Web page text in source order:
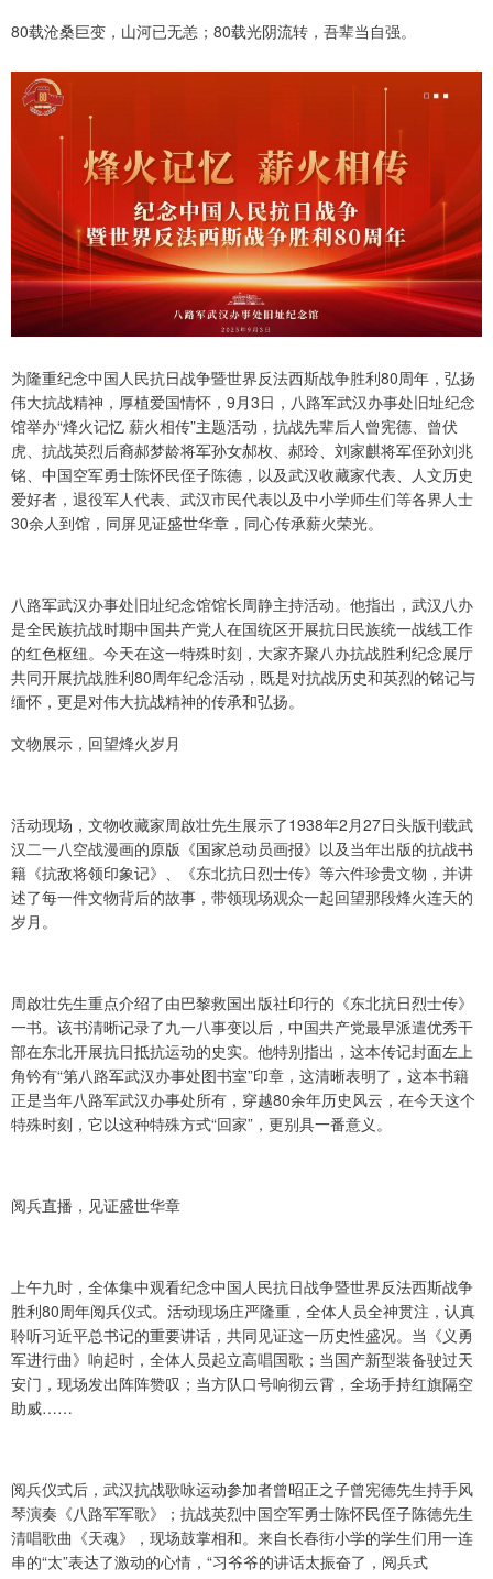
80载沧桑巨变，山河已无恙；80载光阴流转，吾辈当自强。
为隆重纪念中国人民抗日战争暨世界反法西斯战争胜利80周年，弘扬
伟大抗战精神，厚植爱国情怀，9月3日，八路军武汉办事处旧址纪念
馆举办“烽火记忆 薪火相传”主题活动，抗战先辈后人曾宪德、曾伏
虎、抗战英烈后裔郝梦龄将军孙女郝枚、郝玲、刘家麒将军侄孙刘兆
铭、中国空军勇士陈怀民侄子陈德，以及武汉收藏家代表、人文历史
爱好者，退役军人代表、武汉市民代表以及中小学师生们等各界人士
30余人到馆，同屏见证盛世华章，同心传承薪火荣光。
八路军武汉办事处旧址纪念馆馆长周静主持活动。他指出，武汉八办
是全民族抗战时期中国共产党人在国统区开展抗日民族统一战线工作
的红色枢纽。今天在这一特殊时刻，大家齐聚八办抗战胜利纪念展厅
共同开展抗战胜利80周年纪念活动，既是对抗战历史和英烈的铭记与
缅怀，更是对伟大抗战精神的传承和弘扬。
文物展示，回望烽火岁月
活动现场，文物收藏家周啟壮先生展示了1938年2月27日头版刊载武
汉二一八空战漫画的原版《国家总动员画报》以及当年出版的抗战书
籍《抗敌将领印象记》、《东北抗日烈士传》等六件珍贵文物，并讲
述了每一件文物背后的故事，带领现场观众一起回望那段烽火连天的
岁月。
周啟壮先生重点介绍了由巴黎救国出版社印行的《东北抗日烈士传》
一书。该书清晰记录了九一八事变以后，中国共产党最早派遣优秀干
部在东北开展抗日抵抗运动的史实。他特别指出，这本传记封面左上
角钤有“第八路军武汉办事处图书室”印章，这清晰表明了，这本书籍
正是当年八路军武汉办事处所有，穿越80余年历史风云，在今天这个
特殊时刻，它以这种特殊方式“回家”，更别具一番意义。
阅兵直播，见证盛世华章
上午九时，全体集中观看纪念中国人民抗日战争暨世界反法西斯战争
胜利80周年阅兵仪式。活动现场庄严隆重，全体人员全神贯注，认真
聆听习近平总书记的重要讲话，共同见证这一历史性盛况。当《义勇
军进行曲》响起时，全体人员起立高唱国歌；当国产新型装备驶过天
安门，现场发出阵阵赞叹；当方队口号响彻云霄，全场手持红旗隔空
助威……
阅兵仪式后，武汉抗战歌咏运动参加者曾昭正之子曾宪德先生持手风
琴演奏《八路军军歌》；抗战英烈中国空军勇士陈怀民侄子陈德先生
清唱歌曲《天魂》，现场鼓掌相和。来自长春街小学的学生们用一连
串的“太”表达了激动的心情，“习爷爷的讲话太振奋了，阅兵式